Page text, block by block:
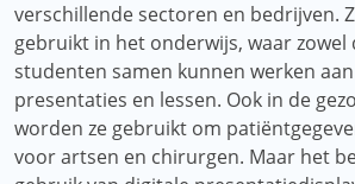
verschillende sectoren en bedrijven.
gebruikt in het onderwijs, waar zowel
studenten samen kunnen werken
presentaties en lessen. Ook in de
worden ze gebruikt om
voor artsen en chirurgen. Maar het